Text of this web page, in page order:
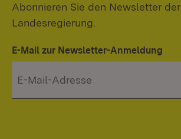
Abonnieren Sie den Newsletter der
Landesregierung.
E-Mail zur Newsletter-Anmeldung